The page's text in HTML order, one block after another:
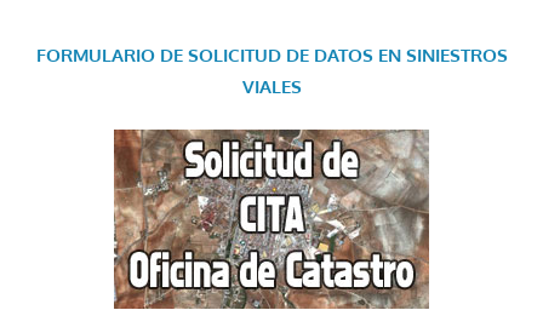
FORMULARIO DE SOLICITUD DE DATOS EN SINIESTROS
VIALES